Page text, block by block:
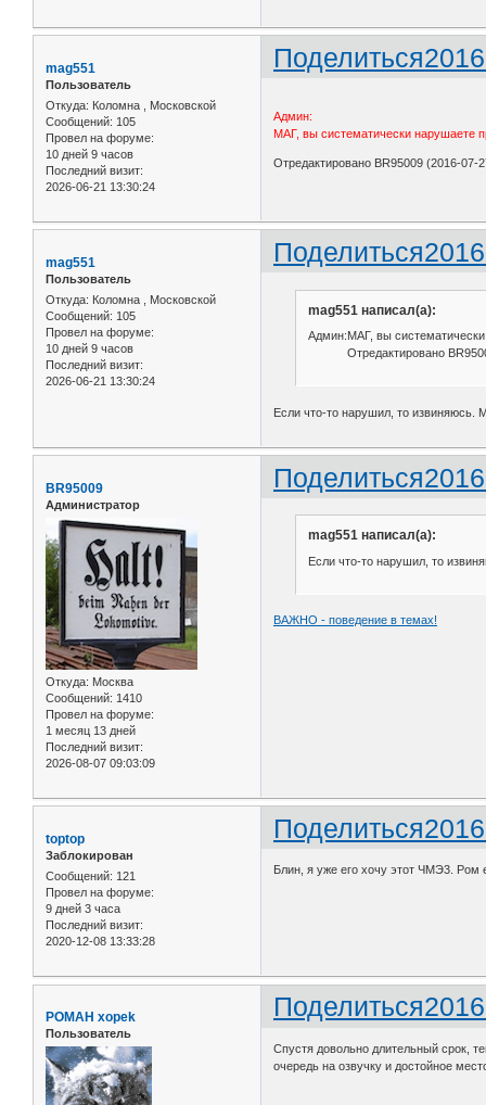
Поделиться
mag551
Пользователь
Откуда: Коломна , Московской
Сообщений: 105
Провел на форуме:
10 дней 9 часов
Последний визит:
2026-06-21 13:30:24
Админ:
МАГ, вы систематически нарушаете
Отредактировано BR95009 (2016-07-
Поделиться
mag551
Пользователь
Откуда: Коломна , Московской
Сообщений: 105
Провел на форуме:
10 дней 9 часов
Последний визит:
2026-06-21 13:30:24
mag551 написал(а):
Админ:МАГ, вы
Отредактировано
Если что-то нарушил, то извиняюсь.
Поделиться
BR95009
Администратор
Откуда: Москва
Сообщений: 1410
Провел на форуме:
1 месяц 13 дней
Последний визит:
2026-08-07 09:03:09
mag551 написал(а):
Если что-то нарушил, то
ВАЖНО - поведение в темах!
Поделиться
toptop
Заблокирован
Сообщений: 121
Провел на форуме:
9 дней 3 часа
Последний визит:
2020-12-08 13:33:28
Блин, я уже его хочу этот ЧМЭ3. Ром
Поделиться
POMAH xopek
Пользователь
Спустя довольно длительный срок,
очередь на озвучку и достойное